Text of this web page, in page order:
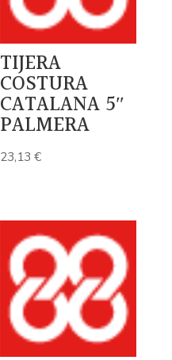
TIJERA
COSTURA
CATALANA 5″
PALMERA
23,13€